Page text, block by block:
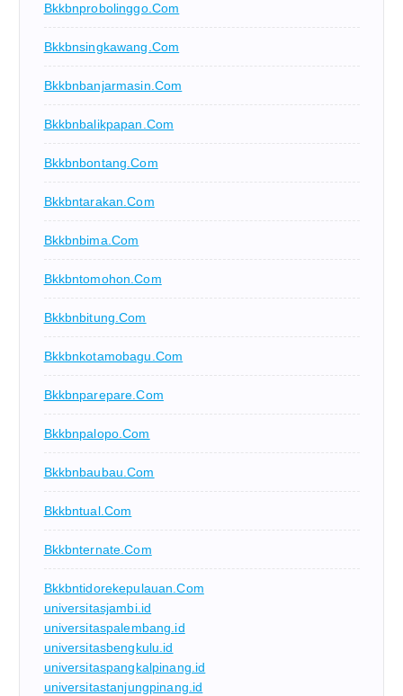
Bkkbnprobolinggo.com
Bkkbnsingkawang.com
Bkkbnbanjarmasin.com
Bkkbnbalikpapan.com
Bkkbnbontang.com
Bkkbntarakan.com
Bkkbnbima.com
Bkkbntomohon.com
Bkkbnbitung.com
Bkkbnkotamobagu.com
Bkkbnparepare.com
Bkkbnpalopo.com
Bkkbnbaubau.com
Bkkbntual.com
Bkkbnternate.com
Bkkbntidorekepulauan.com
universitasjambi.id
universitaspalembang.id
universitasbengkulu.id
universitaspangkalpinang.id
universitastanjungpinang.id